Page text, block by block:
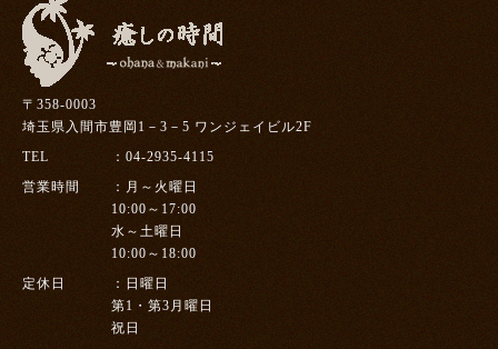
〒358-0003
埼玉県入間市豊岡1－3－5 ワンジェイビル2F
TEL
04-2935-4115
営業時間
月～火曜日
10:00～17:00
水～土曜日
10:00～18:00
定休日
日曜日
第1・第3月曜日
祝日